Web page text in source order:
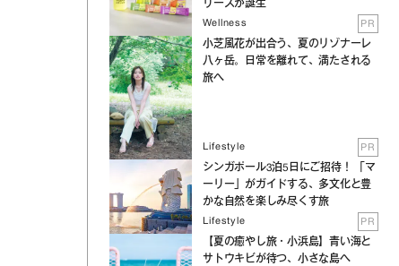
リーズが誕生
Wellness PR
小芝風花が出合う、夏のリゾナーレ
八ヶ岳。日常を離れて、満たされる
旅へ
Lifestyle PR
シンガポール3泊5日にご招待！ 「マ
ーリー」がガイドする、多文化と豊
かな自然を楽しみ尽くす旅
Lifestyle PR
【夏の癒やし旅・小浜島】青い海と
サトウキビが待つ、小さな島へ